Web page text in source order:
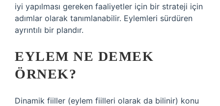
iyi yapılması gereken faaliyetler için bir strateji için
adımlar olarak tanımlanabilir. Eylemleri sürdüren
ayrıntılı bir plandır.
EYLEM NE DEMEK
ÖRNEK?
Dinamik fiiller (eylem fiilleri olarak da bilinir) konu